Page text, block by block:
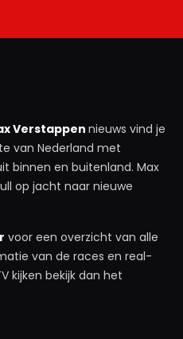
Verstappennieuws vind je
van Nederland met
binnen en buitenland. Max
op jacht naar nieuwe
voor een overzicht van alle
van de races en real-
kijken bekijk dan het